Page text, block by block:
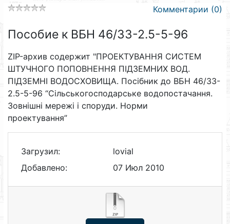
Комментарии (0)
Пособие к ВБН 46/33-2.5-5-96
ZIP-архив содержит "ПРОЕКТУВАННЯ СИСТЕМ
ШТУЧНОГО ПОПОВНЕННЯ ПІДЗЕМНИХ ВОД.
ПІДЗЕМНІ ВОДОСХОВИЩА. Посібник до ВБН 46/33-
2.5-5-96 “Сільськогосподарське водопостачання.
Зовнішні мережі і споруди. Норми
проектування”
Загрузил:
lovial
Добавлено:
07 Июл 2010